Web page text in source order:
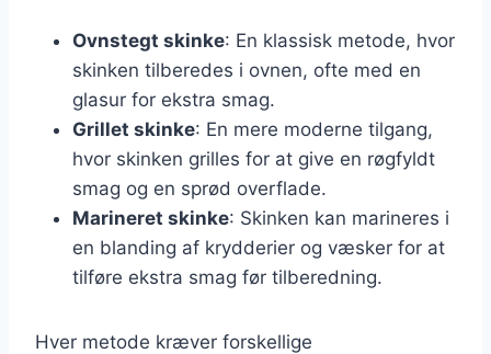
Ovnstegt skinke: En klassisk metode, hvor
skinken tilberedes i ovnen, ofte med en
glasur for ekstra smag.
Grillet skinke: En mere moderne tilgang,
hvor skinken grilles for at give en røgfyldt
smag og en sprød overflade.
Marineret skinke: Skinken kan marineres i
en blanding af krydderier og væsker for at
tilføre ekstra smag før tilberedning.
Hver metode kræver forskellige